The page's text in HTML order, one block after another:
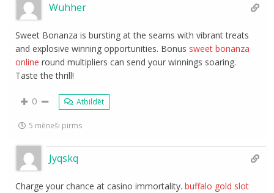
Wuhher
Sweet Bonanza is bursting at the seams with vibrant treats
and explosive winning opportunities. Bonus sweet bonanza
online round multipliers can send your winnings soaring.
Taste the thrill!
0 Atbildēt
5 mēneši pirms
Jyqskq
Charge your chance at casino immortality.buffalo gold slot